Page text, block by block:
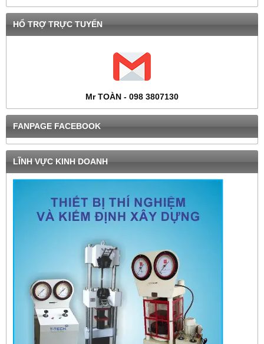
HỔ TRỢ TRỰC TUYẾN
Mr TOÀN - 098 3807130
FANPAGE FACEBOOK
LĨNH VỰC KINH DOANH